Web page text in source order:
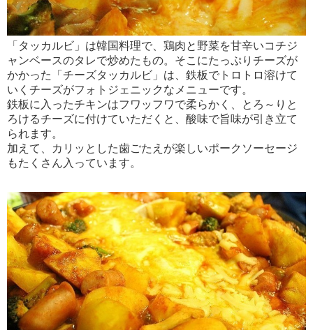
「タッカルビ」は韓国料理で、鶏肉と野菜を甘辛いコチジ
ャンベースのタレで炒めたもの。そこにたっぷりチーズが
かかった「チーズタッカルビ」は、鉄板でトロトロ溶けて
いくチーズがフォトジェニックなメニューです。
鉄板に入ったチキンはフワッフワで柔らかく、とろ～りと
ろけるチーズに付けていただくと、酸味で旨味が引き立て
られます。
加えて、カリッとした歯ごたえが楽しいポークソーセージ
もたくさん入っています。